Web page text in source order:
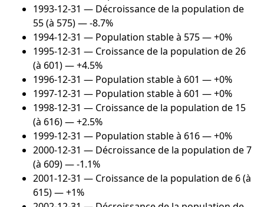
1993-12-31 — Décroissance de la population de
55 (à 575) — -8.7%
1994-12-31 — Population stable à 575 — +0%
1995-12-31 — Croissance de la population de 26
(à 601) — +4.5%
1996-12-31 — Population stable à 601 — +0%
1997-12-31 — Population stable à 601 — +0%
1998-12-31 — Croissance de la population de 15
(à 616) — +2.5%
1999-12-31 — Population stable à 616 — +0%
2000-12-31 — Décroissance de la population de 7
(à 609) — -1.1%
2001-12-31 — Croissance de la population de 6 (à
615) — +1%